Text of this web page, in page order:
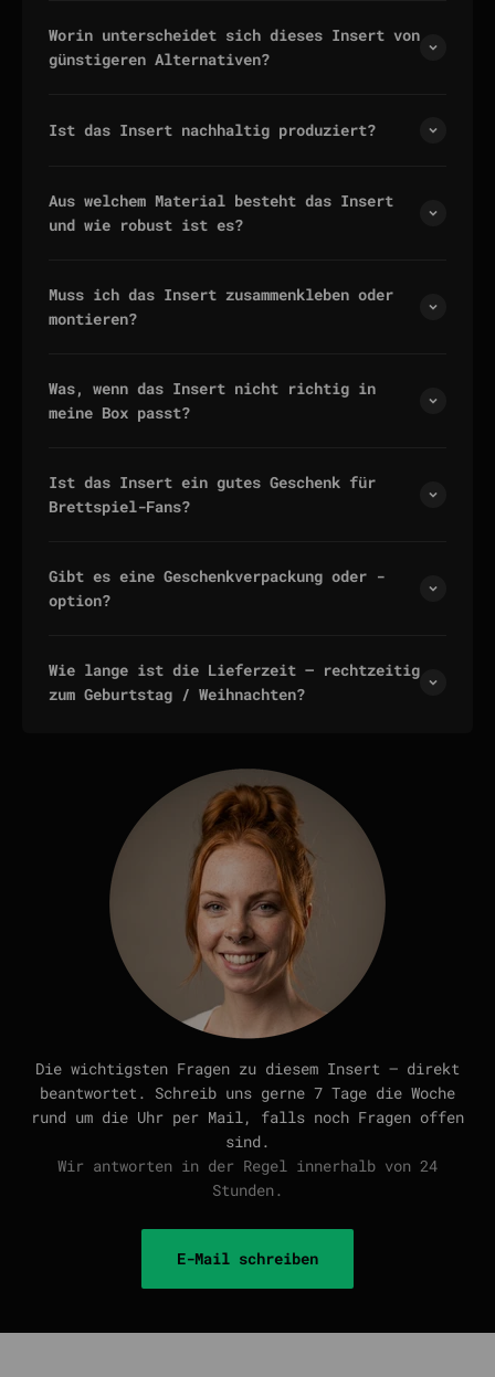
Worin unterscheidet sich dieses Insert von
günstigeren Alternativen?
Ist das Insert nachhaltig produziert?
Aus welchem Material besteht das Insert
und wie robust ist es?
Muss ich das Insert zusammenkleben oder
montieren?
Was, wenn das Insert nicht richtig in
meine Box passt?
Ist das Insert ein gutes Geschenk für
Brettspiel-Fans?
Gibt es eine Geschenkverpackung oder -
option?
Wie lange ist die Lieferzeit — rechtzeitig
zum Geburtstag / Weihnachten?
Die wichtigsten Fragen zu diesem Insert — direkt
beantwortet. Schreib uns gerne 7 Tage die Woche
rund um die Uhr per Mail, falls noch Fragen offen
sind.
Wir antworten in der Regel innerhalb von 24
Stunden.
E-Mail schreiben